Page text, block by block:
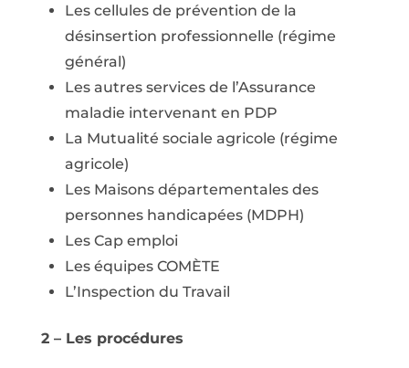
Les cellules de prévention de la
désinsertion professionnelle (régime
général)
Les autres services de l’Assurance
maladie intervenant en PDP
La Mutualité sociale agricole (régime
agricole)
Les Maisons départementales des
personnes handicapées (MDPH)
Les Cap emploi
Les équipes COMÈTE
L’Inspection du Travail
2 – Les procédures